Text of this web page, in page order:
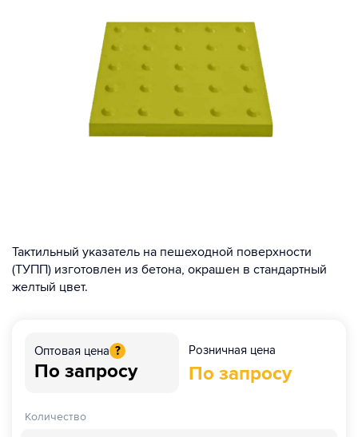
Тактильный указатель на пешеходной поверхности
(ТУПП) изготовлен из бетона, окрашен в стандартный
желтый цвет.
Оптовая цена ?
По запросу
Розничная цена
По запросу
Количество